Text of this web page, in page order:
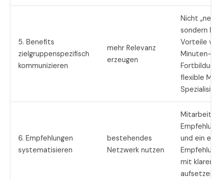
5. Benefits
zielgruppenspezifisch
kommunizieren
mehr Relevanz
erzeugen
Nicht
sondern
Vorteile
Minuten-
flexible
6. Empfehlungen
systematisieren
bestehendes
Netzwerk nutzen
Mitarbeiter
und ein
mit klarer
aufsetzen.